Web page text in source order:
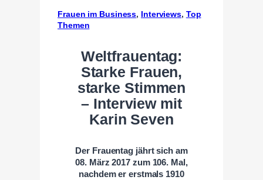
Frauen im Business, Interviews, Top
Themen
Weltfrauentag:
Starke Frauen,
starke Stimmen
– Interview mit
Karin Seven
Der Frauentag jährt sich am
08. März 2017 zum 106. Mal,
nachdem er erstmals 1910